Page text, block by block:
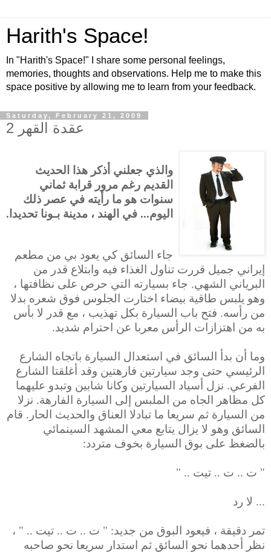
Harith's Space!
In "Harith's Space!" I share some personal feelings,
memories, thoughts and observations. Help me to make this
space positive by allowing me to learn from your feedback.
Saturday, February 21, 2009
عقدة القهر 2
والذي جعلني أذكر هذا الحديث
القديم رغم مرور قرابة ثماني
سنوات هو ما رأيته في عصر ذلك
اليوم... في الهند ، مدينة بـونا تحديدا.
جاء السائق كي يعود بي من مطعم
إيراني جميل قررت تناول الغذاء فيه وابتلاع قدر من
البرياني الشهي. جاء بسيارته التي حرص على نظافتها ،
وهو يلبس طاقية بيضاء اختارت الجلوس فوق شعره بدلا
من رأسه. فتح باب السيارة بكل تهذيب ، مع قدر لا بأس
به من اهتزازات الرأس معربا عن احترام شديد.
وما أن بدأ السائق في استعدال السيارة باتجاه الشارع
الرئيسي حتى وجد سيارتين فارهتين وقد أغلقتا الشارع
الفرعي. نزل أسياد السيارتين وكانا شابين وتبدو عليهما
كل مظاهر الجاه من الملبس إلى السيارة الفارهة. نزلا
من السيارة ثم سريعا ما تبادلا العناق والحديث الحار. قام
السائق وهو لا يزال يتابع معي المشهد السينمائي
بالضغظ على بوق السيارة بخوف متردد:
" ت .. ت .. تيت .. "
... لا رد
تمر دقيقة ، فيعود البوق من جديد: " ت .. ت .. تيت .. " ،
نظر أحدهما نحو السائق ثم استدار سريعا نحو صاحبه